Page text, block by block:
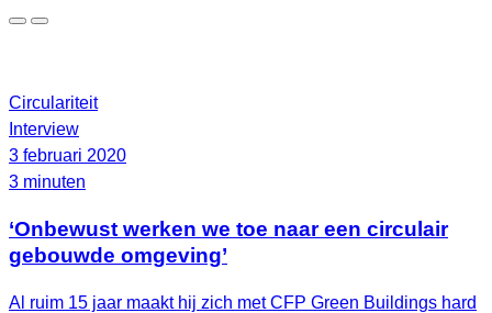
Circulariteit
Interview
3 februari 2020
3 minuten
‘Onbewust werken we toe naar een circulair
gebouwde omgeving’
Al ruim 15 jaar maakt hij zich met CFP Green Buildings hard